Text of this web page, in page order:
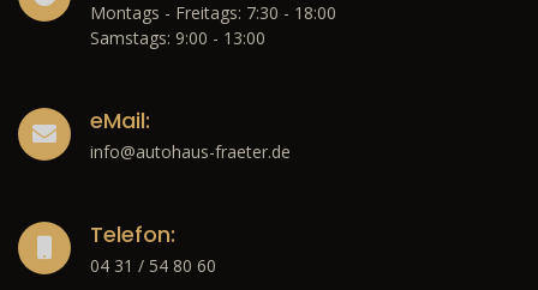
Montags - Freitags: 7:30 - 18:00
Samstags: 9:00 - 13:00
eMail:
info@autohaus-fraeter.de
Telefon:
04 31 / 54 80 60